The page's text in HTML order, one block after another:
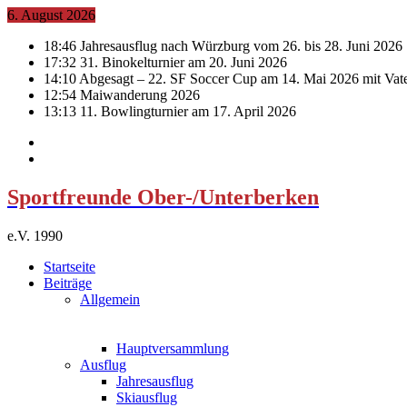
6. August 2026
18:46 Jahresausflug nach Würzburg vom 26. bis 28. Juni 2026
17:32 31. Binokelturnier am 20. Juni 2026
14:10 Abgesagt – 22. SF Soccer Cup am 14. Mai 2026 mit
12:54 Maiwanderung 2026
13:13 11. Bowlingturnier am 17. April 2026
Sportfreunde Ober-/Unterberken
e.V. 1990
Startseite
Beiträge
Allgemein
Hauptversammlung
Ausflug
Jahresausflug
Skiausflug